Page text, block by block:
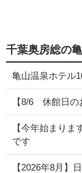
千葉奥房総の
亀山温泉ホテル
【8/6 休館日の
【今年始まり
です
【2026年8月】